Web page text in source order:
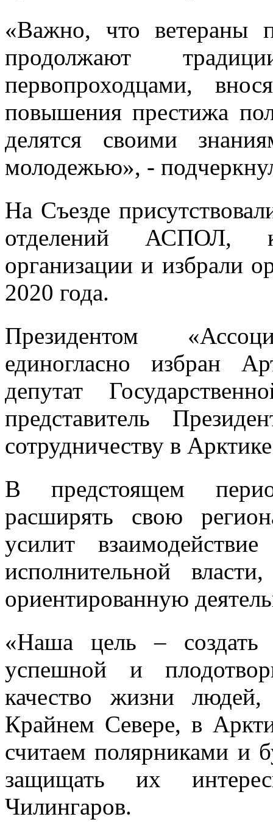
«Важно, что ветераны
продолжают
первопроходцами,
повышения престижа
делятся своими
молодежью», -
На Съезде
отделений АСПОЛ,
организации и избрали
2020 года.
Президентом
единогласно избран
депутат
представитель
сотрудничеству в
В предстоящем
расширять свою
усилит
исполнительной
ориентированную
«Наша цель – создать
успешной и
качество жизни
Крайнем Севере, в
считаем полярниками и
защищать их
Чилингаров.